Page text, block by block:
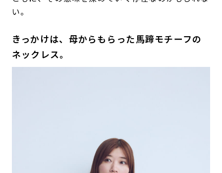
い。
きっかけは、母からもらった馬蹄モチーフの
ネックレス。